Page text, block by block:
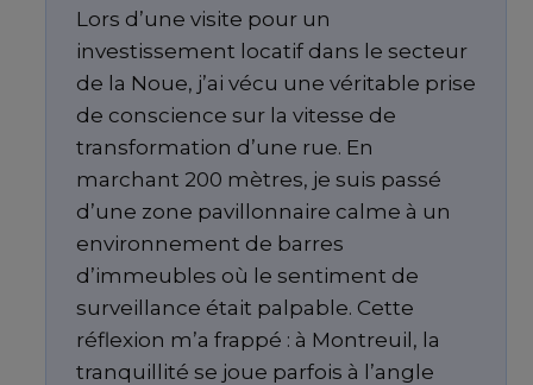
Lors d’une visite pour un
investissement locatif dans le secteur
de la Noue, j’ai vécu une véritable prise
de conscience sur la vitesse de
transformation d’une rue. En
marchant 200 mètres, je suis passé
d’une zone pavillonnaire calme à un
environnement de barres
d’immeubles où le sentiment de
surveillance était palpable. Cette
réflexion m’a frappé : à Montreuil, la
tranquillité se joue parfois à l’angle